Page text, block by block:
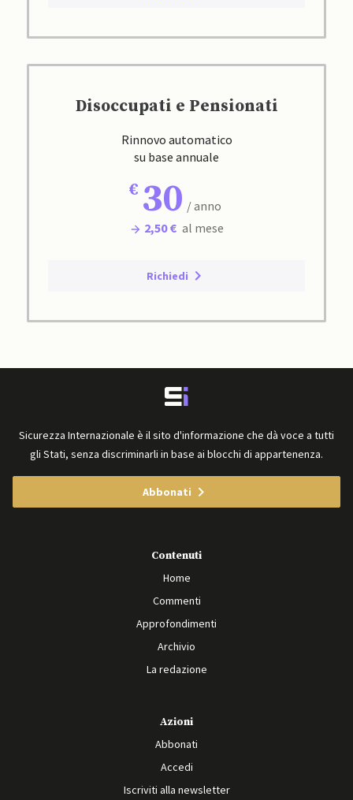
Disoccupati e Pensionati
Rinnovo automatico
su base annuale
30 / anno
2,50 € al mese
Richiedi
Sicurezza Internazionale è il sito d'informazione che dà voce a tutti
gli Stati, senza discriminarli in base ai blocchi di appartenenza.
Abbonati
Contenuti
Home
Commenti
Approfondimenti
Archivio
La redazione
Azioni
Abbonati
Accedi
Iscriviti alla newsletter